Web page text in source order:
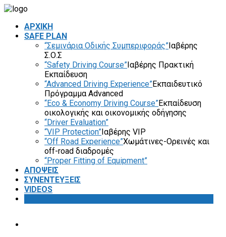
ΑΡΧΙΚΗ
SAFE PLAN
“Σεμινάρια Οδικής Συμπεριφοράς”Ιαβέρης
Σ.Ο.Σ
“Safety Driving Course”Ιαβέρης Πρακτική
Εκπαίδευση
“Advanced Driving Experience”Εκπαιδευτικό
Πρόγραμμα Advanced
“Eco & Economy Driving Course”Εκπαίδευση
οικολογικής και οικονομικής οδήγησης
“Driver Evaluation”
“VIP Protection”Ιαβέρης VIP
“Off Road Experience”Χωμάτινες-Ορεινές και
off-road διαδρομές
“Proper Fitting of Equipment”
ΑΠΟΨΕΙΣ
ΣΥΝΕΝΤΕΥΞΕΙΣ
VIDEOS